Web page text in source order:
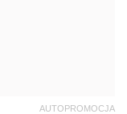
AUTOPROMOCJA